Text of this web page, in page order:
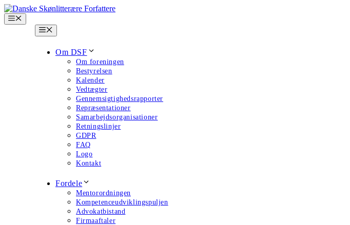
Hop
til
indhold
Menu
Menu
Om DSF
Om foreningen
Bestyrelsen
Kalender
Vedtægter
Gennemsigtighedsrapporter
Repræsentationer
Samarbejdsorganisationer
Retningslinjer
GDPR
FAQ
Logo
Kontakt
Fordele
Mentorordningen
Kompetenceudviklingspuljen
Advokatbistand
Firmaaftaler